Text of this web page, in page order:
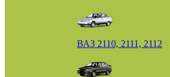
ВАЗ 2110, 2111, 2112